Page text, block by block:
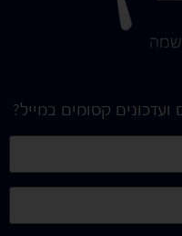
קסומים במייל?